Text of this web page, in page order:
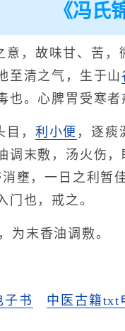
《冯氏
意，故味甘、苦，
至清之气，生于山
。心脾胃受寒者
， 利小便 ，逐痰
调末敷，汤火伤，
壅，一日之利暂
门也，戒之。
，为末香油调敷。
子书 中医古籍txt